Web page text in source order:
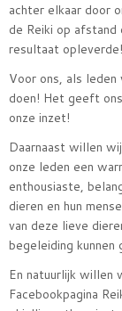
achter elkaar door
de Reiki op
resultaat opleverde!
Voor ons, als
doen! Het geeft
onze inzet!
Daarnaast willen
onze leden een
enthousiaste,
dieren en hun
van deze lieve
begeleiding
En natuurlijk willen
Facebookpagina